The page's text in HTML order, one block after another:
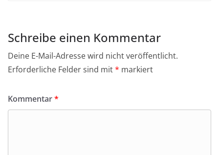
Schreibe einen Kommentar
Deine E-Mail-Adresse wird nicht veröffentlicht.
Erforderliche Felder sind mit* markiert
Kommentar*